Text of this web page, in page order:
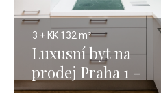
3 + KK 132 m²
Luxusní byt na
prodej Praha 1 -
Nové Město - 132m